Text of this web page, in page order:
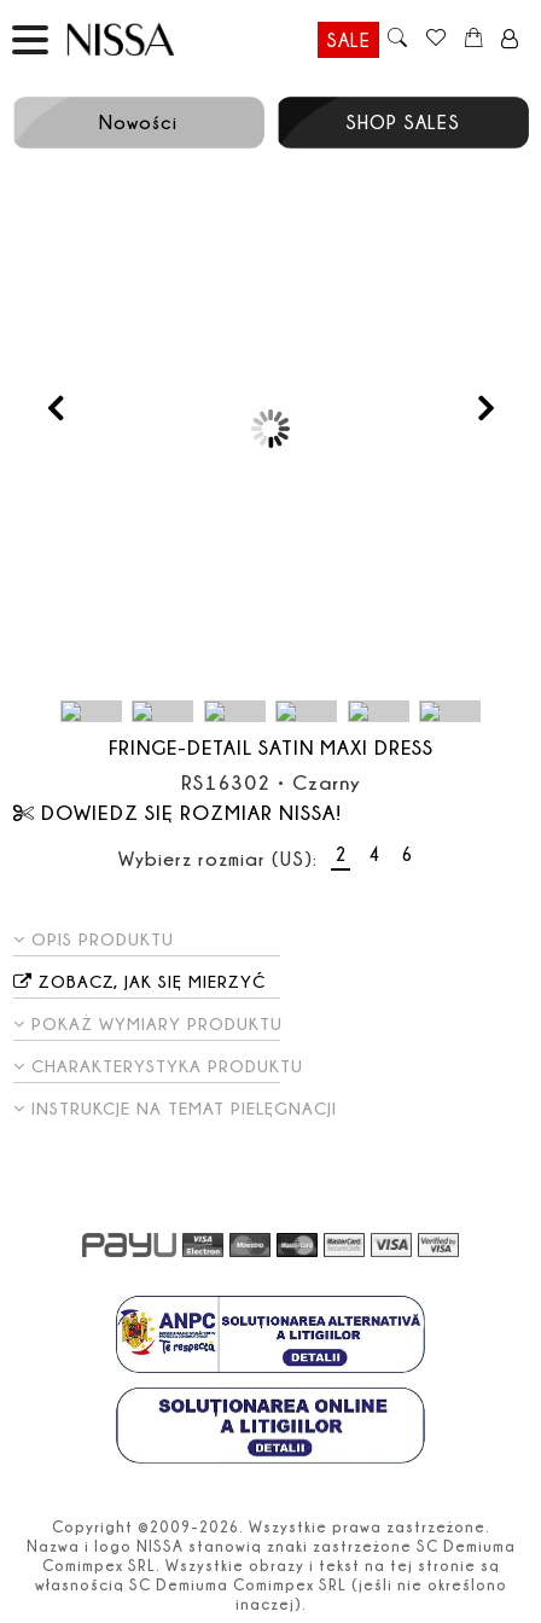
SALE
Nowości SHOP SALES
Prev
FRINGE-DETAIL SATIN MAXI DRESS
RS16302 • Czarny
DOWIEDZ SIĘ ROZMIAR NISSA!
Wybierz rozmiar (US): 2 4 6
OPIS PRODUKTU
ZOBACZ, JAK SIĘ MIERZYĆ
POKAŻ WYMIARY PRODUKTU
CHARAKTERYSTYKA PRODUKTU
INSTRUKCJE NA TEMAT PIELĘGNACJI
Copyright ©2009-2026. Wszystkie prawa zastrzeżone.
Nazwa i logo NISSA stanowią znaki zastrzeżone SC Demiuma
Comimpex SRL. Wszystkie obrazy i tekst na tej stronie są
własnością SC Demiuma Comimpex SRL (jeśli nie określono
inaczej).